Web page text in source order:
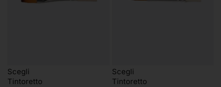
Scegli
Tintoretto
Scegli
Tintoretto